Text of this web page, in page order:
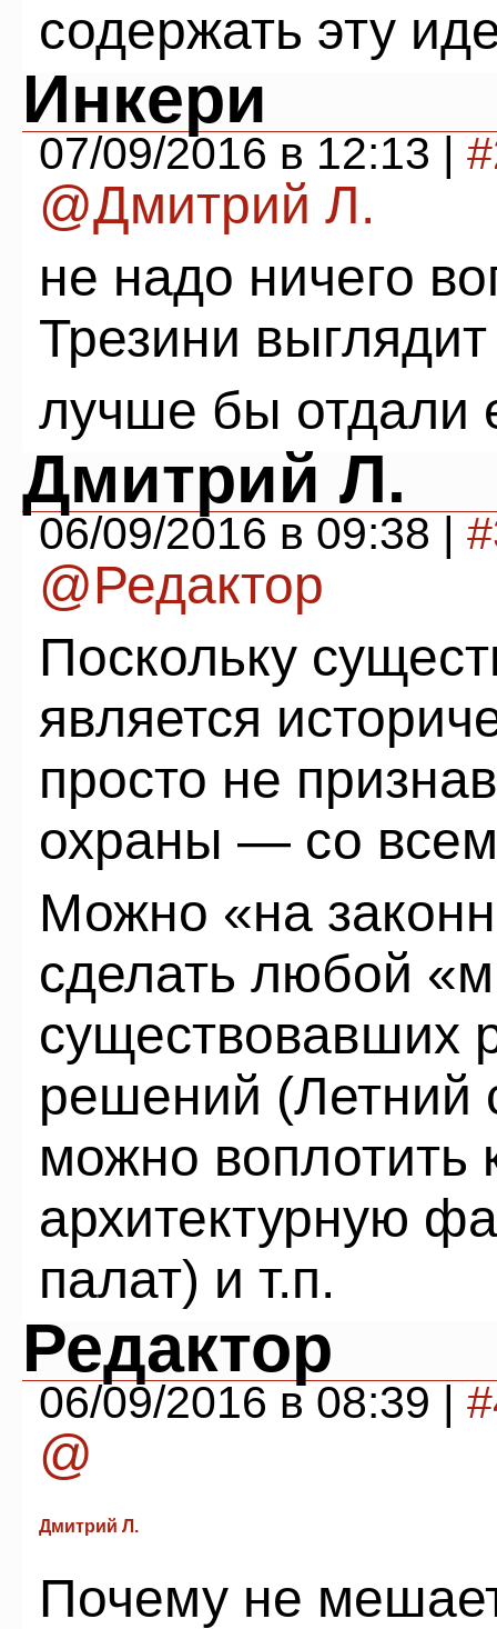
содержать эту
Инкери
07/09/2016 в 12:13 |
@Дмитрий Л.
не надо ничего
Трезини
лучше бы отдали
Дмитрий Л.
06/09/2016 в 09:38 |
@Редактор
Поскольку
является
просто не
охраны — со
Можно «на
сделать любой
существовавших
решений (Летний
можно воплотить
архитектурную
палат) и т.п.
Редактор
06/09/2016 в 08:39 |
@
Дмитрий Л.
Почему не